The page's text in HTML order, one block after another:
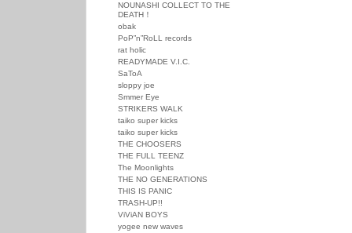
NOUNASHI COLLECT TO THE
DEATH！
obak
PoP”n”RoLL records
rat holic
READYMADE V.I.C.
SaToA
sloppy joe
Smmer Eye
STRIKERS WALK
taiko super kicks
taiko super kicks
THE CHOOSERS
THE FULL TEENZ
The Moonlights
THE NO GENERATIONS
THIS IS PANIC
TRASH-UP!!
ViViAN BOYS
yogee new waves